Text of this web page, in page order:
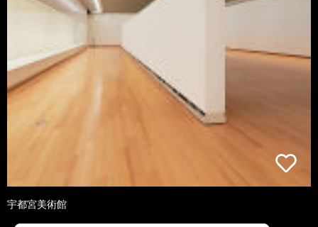
宇都宮美術館